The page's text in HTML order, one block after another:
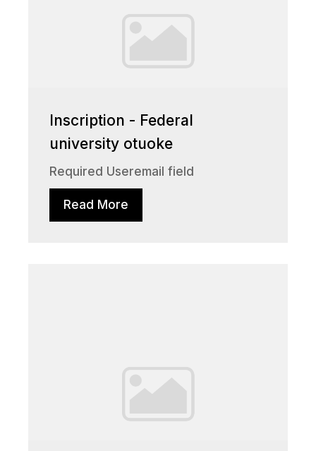
Inscription - Federal
university otuoke
Required Useremail field
Read More